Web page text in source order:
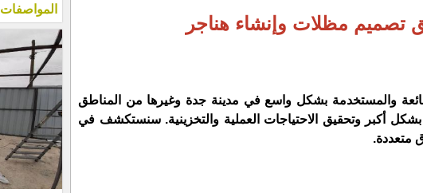
تصميم مظلات وإنشاء هناجر
والمستخدمة بشكل واسع في مدينة جدة وغيرها من المناطق
أكبر وتحقيق الاحتياجات العملية والتخزينية. سنستكشف في
متعددة.
المواصفات 2026